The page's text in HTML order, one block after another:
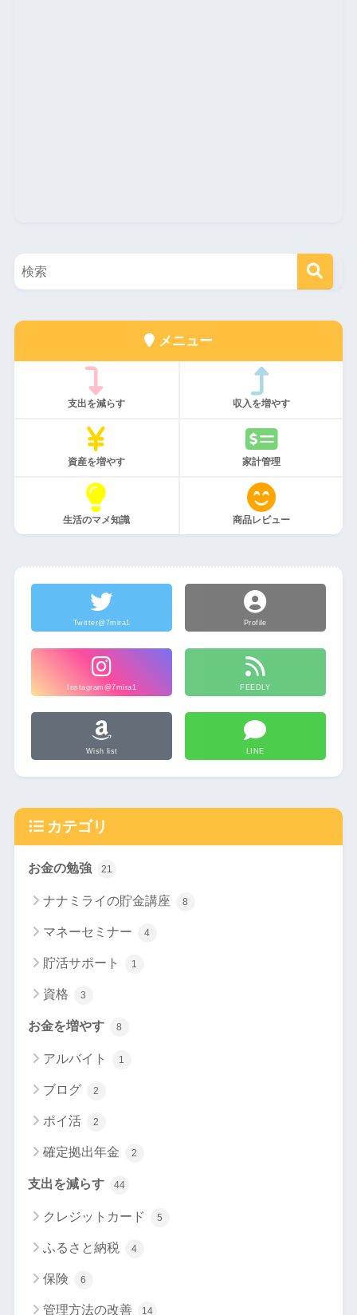
メニュー
支出を減らす 収入を増やす
資産を増やす 家計管理
生活のマメ知識 商品レビュー
Twitter@7mira1 Profile
Instagram@7mira1 FEEDLY
Wish list LINE
カテゴリ
お金の勉強 21
ナナミライの貯金講座 8
マネーセミナー 4
貯活サポート 1
資格 3
お金を増やす 8
アルバイト 1
ブログ 2
ポイ活 2
確定拠出年金 2
支出を減らす 44
クレジットカード 5
ふるさと納税 4
保険 6
管理方法の改善 14